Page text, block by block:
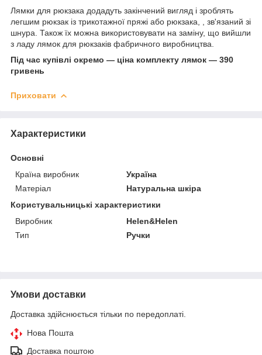
Лямки для рюкзака додадуть закінчений вигляд і зроблять
легшим рюкзак із трикотажної пряжі або рюкзака, , зв'язаний зі
шнура. Також їх можна використовувати на заміну, що вийшли
з ладу лямок для рюкзаків фабричного виробництва.
Під час купівлі окремо — ціна комплекту лямок — 390
гривень
Приховати
Характеристики
Основні
Країна виробник
Україна
Матеріал
Натуральна шкіра
Користувальницькі характеристики
Виробник
Helen&Helen
Тип
Ручки
Умови доставки
Доставка здійснюється тільки по передоплаті.
Нова Пошта
Доставка поштою